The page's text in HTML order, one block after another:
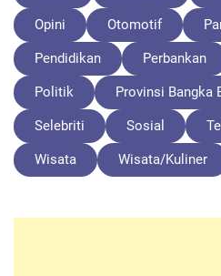
Opini Otomotif
Pendidikan Perbankan
Politik Provinsi Bangka
Selebriti Sosial
Wisata Wisata/Kuliner